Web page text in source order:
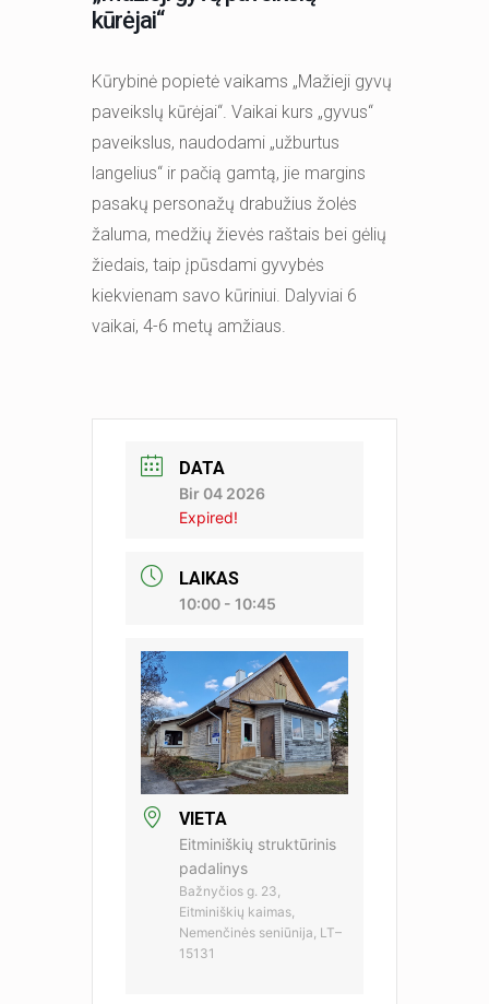
kūrėjai“
Kūrybinė popietė vaikams „Mažieji gyvų
paveikslų kūrėjai“. Vaikai kurs „gyvus“
paveikslus, naudodami „užburtus
langelius“ ir pačią gamtą, jie margins
pasakų personažų drabužius žolės
žaluma, medžių žievės raštais bei gėlių
žiedais, taip įpūsdami gyvybės
kiekvienam savo kūriniui. Dalyviai 6
vaikai, 4-6 metų amžiaus.
DATA
Bir 04 2026
Expired!
LAIKAS
10:00 - 10:45
VIETA
Eitminiškių struktūrinis
padalinys
Bažnyčios g. 23,
Eitminiškių kaimas,
Nemenčinės seniūnija, LT–
15131